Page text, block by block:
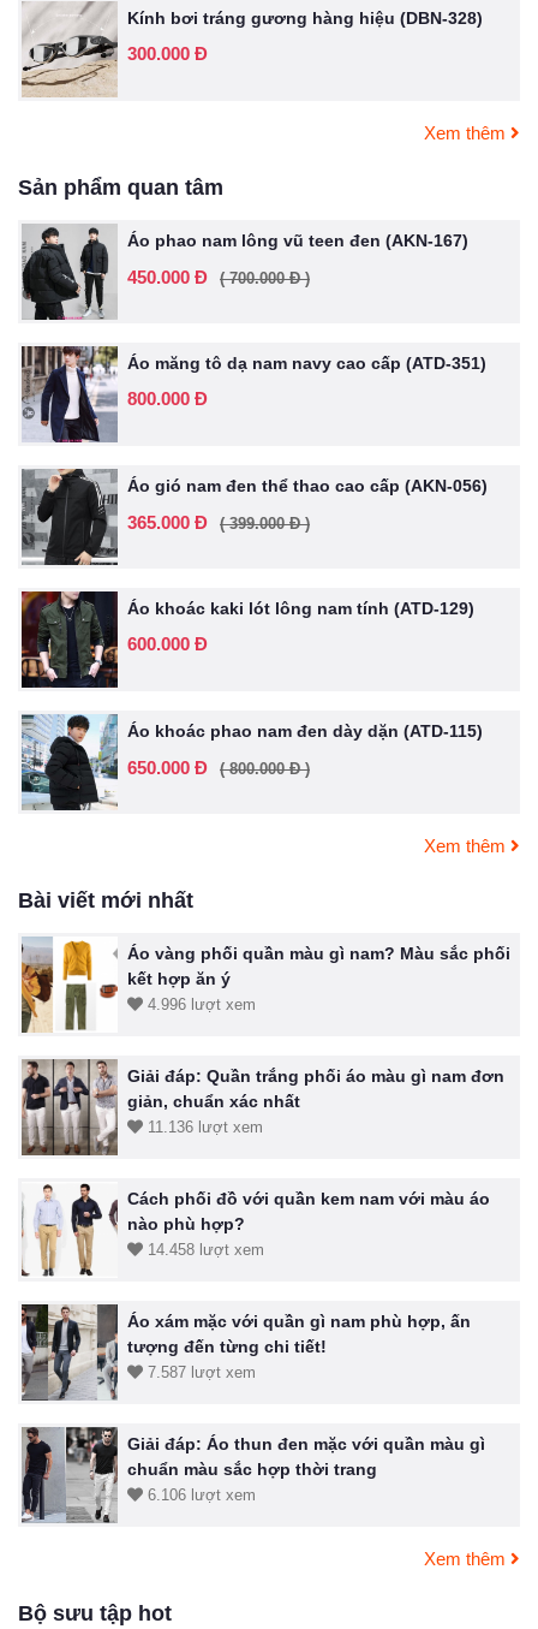
Kính bơi tráng gương hàng hiệu (DBN-328)
300.000 Đ
Xem thêm
Sản phẩm quan tâm
Áo phao nam lông vũ teen đen (AKN-167)
450.000 Đ ( 700.000 Đ )
Áo măng tô dạ nam navy cao cấp (ATD-351)
800.000 Đ
Áo gió nam đen thể thao cao cấp (AKN-056)
365.000 Đ ( 399.000 Đ )
Áo khoác kaki lót lông nam tính (ATD-129)
600.000 Đ
Áo khoác phao nam đen dày dặn (ATD-115)
650.000 Đ ( 800.000 Đ )
Xem thêm
Bài viết mới nhất
Áo vàng phối quần màu gì nam? Màu sắc phối
kết hợp ăn ý
4.996 lượt xem
Giải đáp: Quần trắng phối áo màu gì nam đơn
giản, chuẩn xác nhất
11.136 lượt xem
Cách phối đồ với quần kem nam với màu áo
nào phù hợp?
14.458 lượt xem
Áo xám mặc với quần gì nam phù hợp, ấn
tượng đến từng chi tiết!
7.587 lượt xem
Giải đáp: Áo thun đen mặc với quần màu gì
chuẩn màu sắc hợp thời trang
6.106 lượt xem
Xem thêm
Bộ sưu tập hot